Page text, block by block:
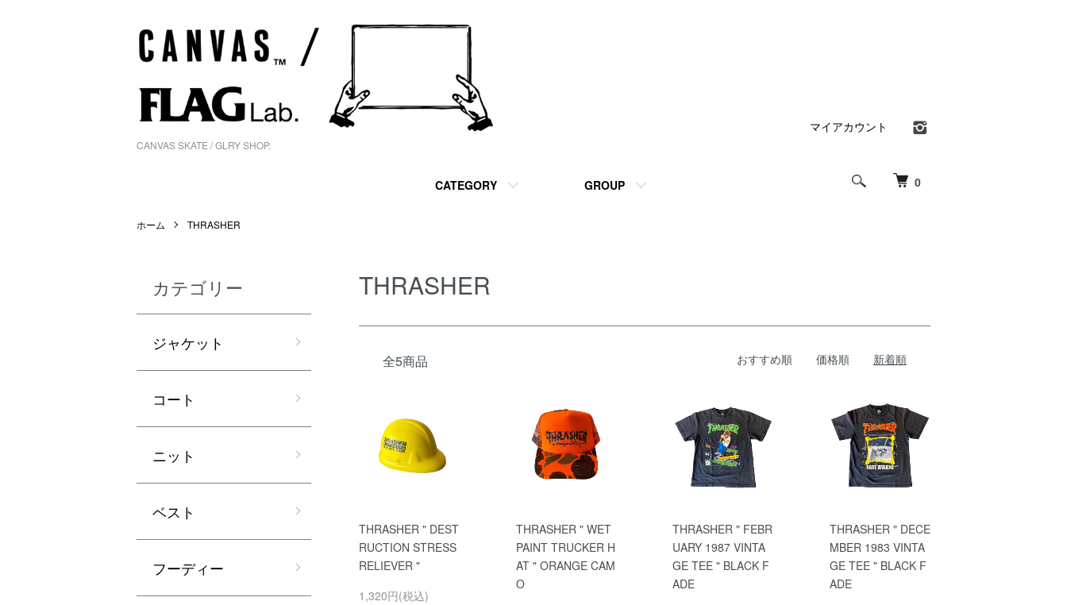
CANVAS SKATE / GLRY SHOP.
0
CATEGORY GROUP
マイアカウント
ホーム THRASHER
THRASHER
全5商品 おすすめ順 価格順 新着順
THRASHER " DEST
RUCTION STRESS
RELIEVER "
1,320円(税込)
THRASHER " WET
PAINT TRUCKER H
AT " ORANGE CAM
O
THRASHER " FEBR
UARY 1987 VINTA
GE TEE " BLACK F
ADE
THRASHER " DECE
MBER 1983 VINTA
GE TEE " BLACK F
ADE
カテゴリー
ジャケット
コート
ニット
ベスト
フーディー